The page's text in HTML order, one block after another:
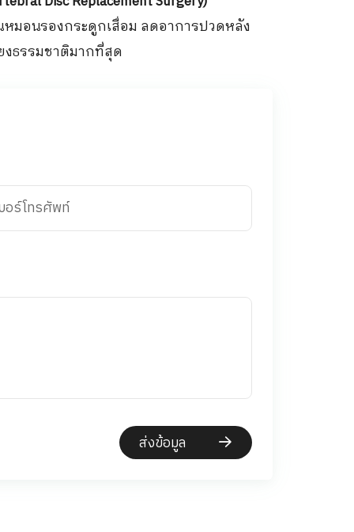
มอนรองกระดูกเสื่อม ลดอาการปวดหลัง
ธรรมชาติมากที่สุด
อร์โทรศัพท์
ส่งข้อมูล